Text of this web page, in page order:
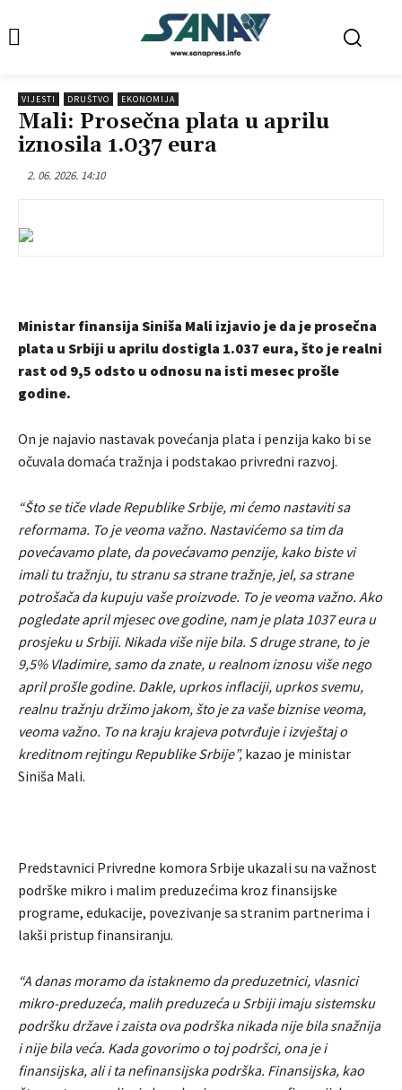
VIJESTI DRUŠTVO EKONOMIJA
Mali: Prosečna plata u aprilu
iznosila 1.037 eura
2. 06. 2026. 14:10
Ministar finansija Siniša Mali izjavio je da je prosečna
plata u Srbiji u aprilu dostigla 1.037 eura, što je realni
rast od 9,5 odsto u odnosu na isti mesec prošle
godine.
On je najavio nastavak povećanja plata i penzija kako bi se
očuvala domaća tražnja i podstakao privredni razvoj.
“Što se tiče vlade Republike Srbije, mi ćemo nastaviti sa
reformama. To je veoma važno. Nastavićemo sa tim da
povećavamo plate, da povećavamo penzije, kako biste vi
imali tu tražnju, tu stranu sa strane tražnje, jel, sa strane
potrošača da kupuju vaše proizvode. To je veoma važno. Ako
pogledate april mjesec ove godine, nam je plata 1037 eura u
prosjeku u Srbiji. Nikada više nije bila. S druge strane, to je
9,5% Vladimire, samo da znate, u realnom iznosu više nego
april prošle godine. Dakle, uprkos inflaciji, uprkos svemu,
realnu tražnju držimo jakom, što je za vaše biznise veoma,
veoma važno. To na kraju krajeva potvrđuje i izvještaj o
kreditnom rejtingu Republike Srbije”, kazao je ministar
Siniša Mali.
Predstavnici Privredne komora Srbije ukazali su na važnost
podrške mikro i malim preduzećima kroz finansijske
programe, edukacije, povezivanje sa stranim partnerima i
lakši pristup finansiranju.
“A danas moramo da istaknemo da preduzetnici, vlasnici
mikro-preduzeća, malih preduzeća u Srbiji imaju sistemsku
podršku države i zaista ova podrška nikada nije bila snažnija
i nije bila veća. Kada govorimo o toj podršci, ona je i
finansijska, ali i ta nefinansijska podrška. Finansijska, kao